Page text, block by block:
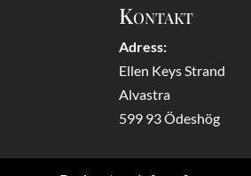
Kontakt
Adress:
Ellen Keys Strand
Alvastra
599 93 Ödeshög